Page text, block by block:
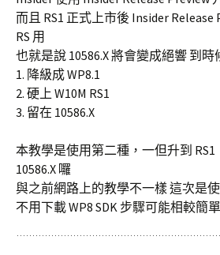
而且 RS1 正式上市後 Insider
RS 用
也就是說 10586.X 將會變成絕響 到
1. 降級成 WP8.1
2. 硬上 W10M RS1
3. 留在 10586.X
本教學是使用第二種，一但升到
10586.X 囉
與之前網路上的教學不一樣 這次是
不用下載 WP8 SDK 步驟可能相較簡單